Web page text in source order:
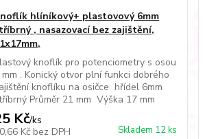
hlíníkový+ plastovový 6mm
, nasazovací bez zajištění,
knoflík pro potenciometry s osou
mm . Konický otvor plní funkci dobrého
knoflíku na osičce hřídel 6mm
Průměr 21 mm Výška 17 mm
Kč/ks
Kč bez DPH Skladem 12 ks